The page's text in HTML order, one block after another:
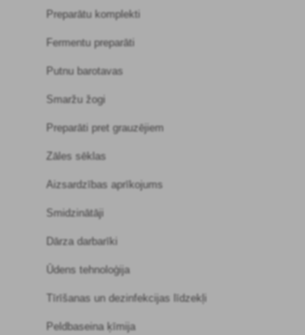
Preparātu komplekti
Fermentu preparāti
Putnu barotavas
Smaržu žogi
Preparāti pret grauzējiem
Zāles sēklas
Aizsardzības aprīkojums
Smidzinātāji
Dārza darbarīki
Ūdens tehnoloģija
Tīrīšanas un dezinfekcijas līdzekļi
Peldbaseina ķīmija